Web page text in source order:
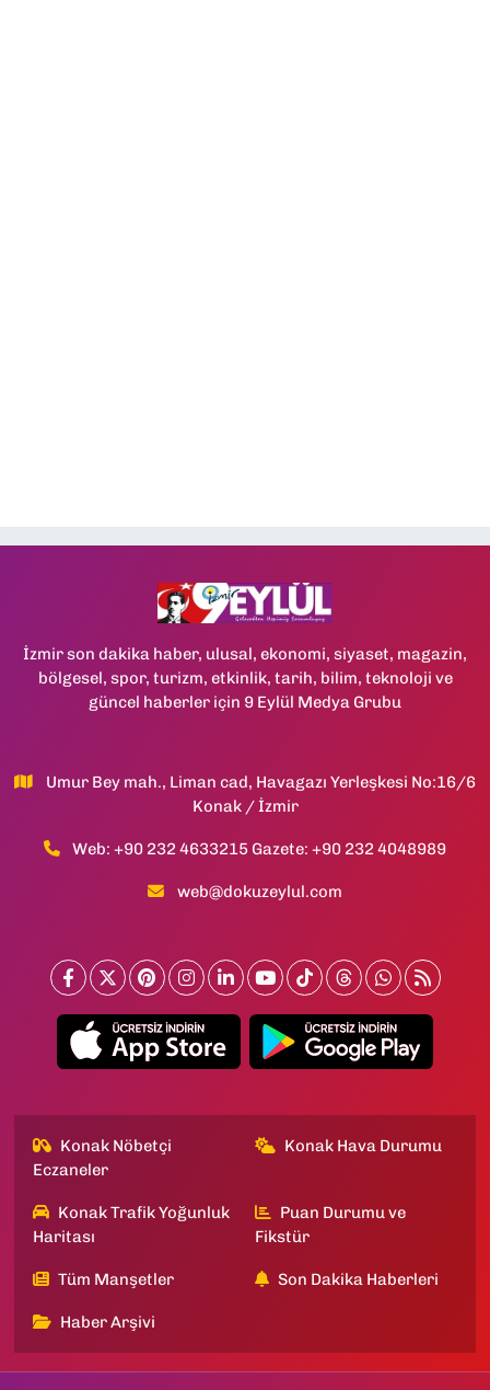
İzmir son dakika haber, ulusal, ekonomi, siyaset, magazin,
bölgesel, spor, turizm, etkinlik, tarih, bilim, teknoloji ve
güncel haberler için 9 Eylül Medya Grubu
Umur Bey mah., Liman cad, Havagazı Yerleşkesi No:16/6
Konak / İzmir
Web: +90 232 4633215 Gazete: +90 232 4048989
web@dokuzeylul.com
Konak Nöbetçi
Eczaneler
Konak Hava Durumu
Konak Trafik Yoğunluk
Haritası
Puan Durumu ve
Fikstür
Tüm Manşetler Son Dakika Haberleri
Haber Arşivi